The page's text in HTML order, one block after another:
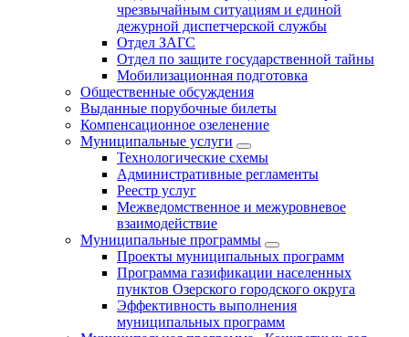
чрезвычайным ситуациям и единой
дежурной диспетчерской службы
Отдел ЗАГС
Отдел по защите государственной тайны
Мобилизационная подготовка
Общественные обсуждения
Выданные порубочные билеты
Компенсационное озеленение
Муниципальные услуги
Технологические схемы
Административные регламенты
Реестр услуг
Межведомственное и межуровневое
взаимодействие
Муниципальные программы
Проекты муниципальных программ
Программа газификации населенных
пунктов Озерского городского округа
Эффективность выполнения
муниципальных программ